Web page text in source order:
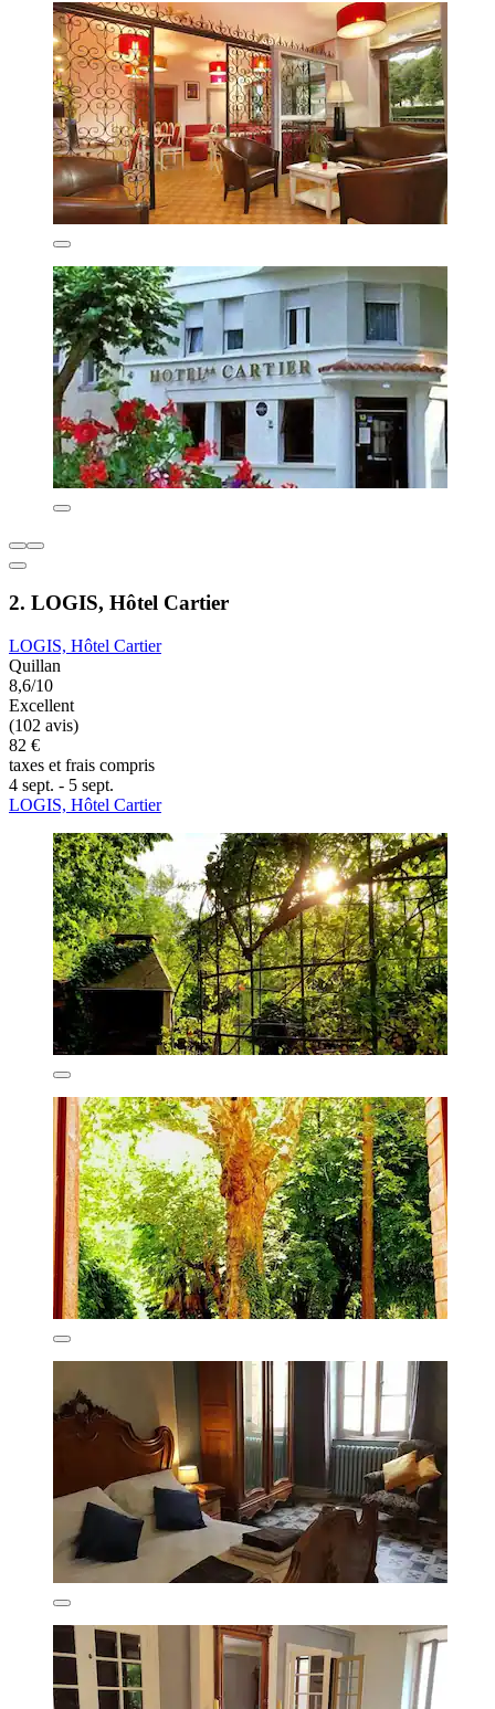
2. LOGIS, Hôtel Cartier
LOGIS, Hôtel Cartier
Quillan
8,6/10
Excellent
(102 avis)
82 €
taxes et frais compris
4 sept. - 5 sept.
LOGIS, Hôtel Cartier